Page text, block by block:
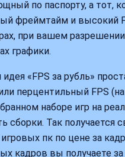
по паспорту, а тот,
фреймтайм и высокий
при вашем
графики.
идея «FPS за рубль»
перцентильный FPS
наборе игр на
сборки. Так получается
пк по цене за
кадров вы получаете